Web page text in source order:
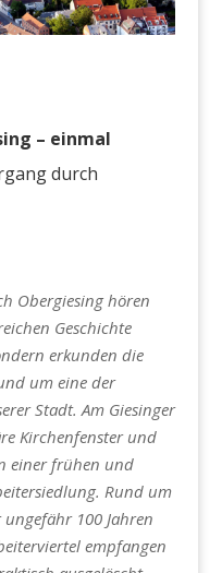
– einmal
durch
Obergiesing hören
Geschichte
erkunden die
um eine der
Stadt. Am Giesinger
Kirchenfenster und
einer frühen und
Rund um
100 Jahren
empfangen